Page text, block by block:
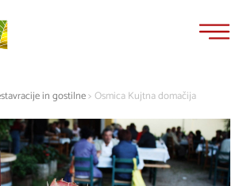
in gostilne>Osmica Kujtna domačija